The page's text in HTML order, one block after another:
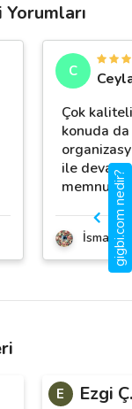
C
Çok
konuda da
ile
İsmail
E Ezgi Ç.
gigbi.com nedir?